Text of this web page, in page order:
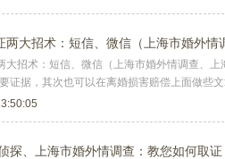
两大招术：短信、微信（上海市婚外情
大招术：短信、微信（上海市婚外情调查、
证据，其次也可以在离婚损害赔偿上面做些
探、上海市婚外情调查：教您如何取证